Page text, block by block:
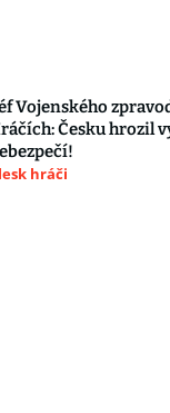
Vojenského
Česku hrozil
hráči